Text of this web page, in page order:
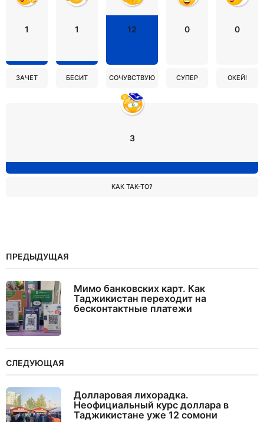
1
ЗАЧЕТ
1
БЕСИТ
12
СОЧУВСТВУЮ
0
СУПЕР
0
ОКЕЙ!
3
КАК ТАК-ТО?
ПРЕДЫДУЩАЯ
Мимо банковских карт. Как
Таджикистан переходит на
бесконтактные платежи
СЛЕДУЮЩАЯ
Долларовая лихорадка.
Неофициальный курс доллара в
Таджикистане уже 12 сомони